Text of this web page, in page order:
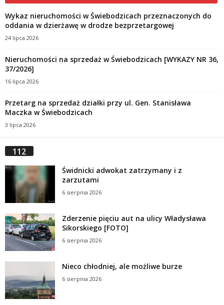
Wykaz nieruchomości w Świebodzicach przeznaczonych do
oddania w dzierżawę w drodze bezprzetargowej
24 lipca 2026
Nieruchomości na sprzedaż w Świebodzicach [WYKAZY NR 36,
37/2026]
16 lipca 2026
Przetarg na sprzedaż działki przy ul. Gen. Stanisława
Maczka w Świebodzicach
3 lipca 2026
112
Świdnicki adwokat zatrzymany i z
zarzutami
6 sierpnia 2026
Zderzenie pięciu aut na ulicy Władysława
Sikorskiego [FOTO]
6 sierpnia 2026
Nieco chłodniej, ale możliwe burze
6 sierpnia 2026